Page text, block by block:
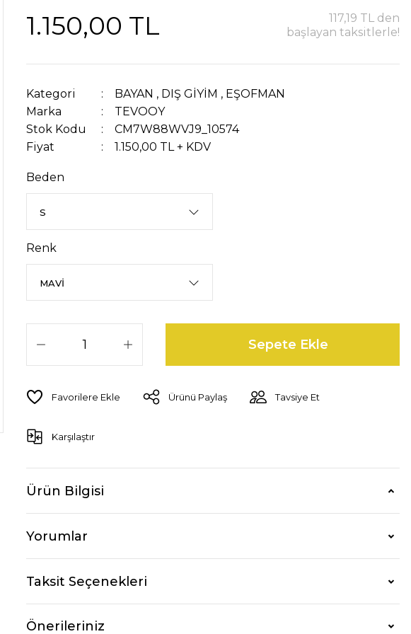
1.150,00 TL
117,19 TL den
başlayan taksitlerle!
Kategori BAYAN , DIŞ GİYİM , EŞOFMAN
Marka
TEVOOY
Stok Kodu
CM7W88WVJ9_10574
Fiyat
1.150,00 TL + KDV
Beden
Renk
Sepete Ekle
Ürünü Paylaş Tavsiye Et
Karşılaştır
Ürün Bilgisi
Yorumlar
Taksit Seçenekleri
Önerileriniz